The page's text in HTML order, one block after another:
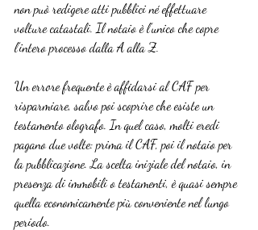
non può redigere atti pubblici né effettuare
volture catastali. Il notaio è l’unico che copre
l’intero processo dalla A alla Z.
Un errore frequente è affidarsi al CAF per
risparmiare, salvo poi scoprire che esiste un
testamento olografo. In quel caso, molti eredi
pagano due volte: prima il CAF, poi il notaio per
la pubblicazione. La scelta iniziale del notaio, in
presenza di immobili o testamenti, è quasi sempre
quella economicamente più conveniente nel lungo
periodo.